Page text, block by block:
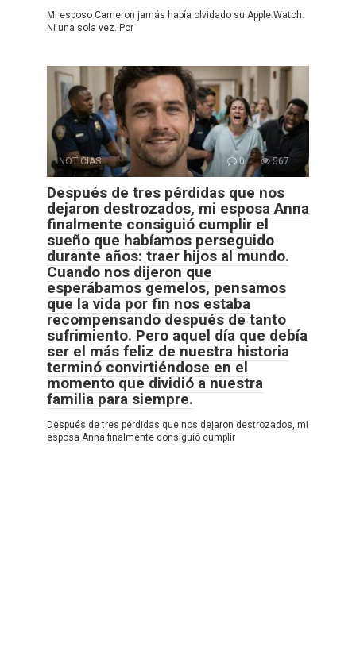
Mi esposo Cameron jamás había olvidado su Apple Watch.
Ni una sola vez. Por
NOTICIAS 0 567
Después de tres pérdidas que nos
dejaron destrozados, mi esposa Anna
finalmente consiguió cumplir el
sueño que habíamos perseguido
durante años: traer hijos al mundo.
Cuando nos dijeron que
esperábamos gemelos, pensamos
que la vida por fin nos estaba
recompensando después de tanto
sufrimiento. Pero aquel día que debía
ser el más feliz de nuestra historia
terminó convirtiéndose en el
momento que dividió a nuestra
familia para siempre.
Después de tres pérdidas que nos dejaron destrozados, mi
esposa Anna finalmente consiguió cumplir